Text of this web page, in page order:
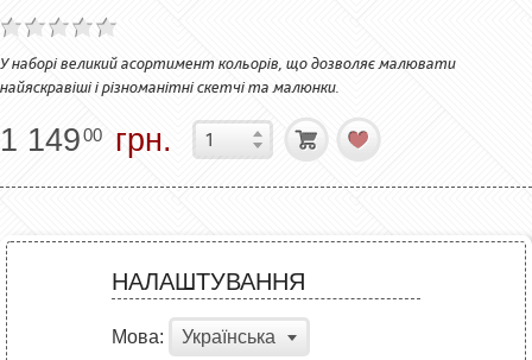
У наборі великий асортимент кольорів, що дозволяє малювати
найяскравіші і різноманітні скетчі та малюнки.
1 14900 грн.
НАЛАШТУВАННЯ
Мова: Українська